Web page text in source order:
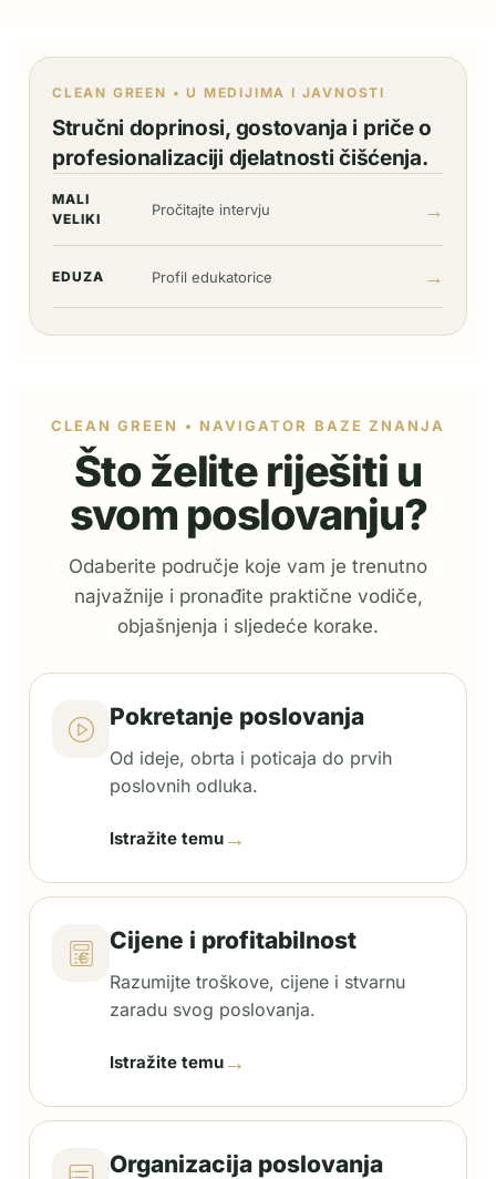
CLEAN GREEN • U MEDIJIMA I JAVNOSTI
Stručni doprinosi, gostovanja i priče o
profesionalizaciji djelatnosti čišćenja.
MALI
VELIKI
Pročitajte intervju →
EDUZA Profil edukatorice →
CLEAN GREEN • NAVIGATOR BAZE ZNANJA
Što želite riješiti u
svom poslovanju?
Odaberite područje koje vam je trenutno
najvažnije i pronađite praktične vodiče,
objašnjenja i sljedeće korake.
Pokretanje poslovanja
Od ideje, obrta i poticaja do prvih
poslovnih odluka.
Istražite temu →
Cijene i profitabilnost
Razumijte troškove, cijene i stvarnu
zaradu svog poslovanja.
Istražite temu →
Organizacija poslovanja